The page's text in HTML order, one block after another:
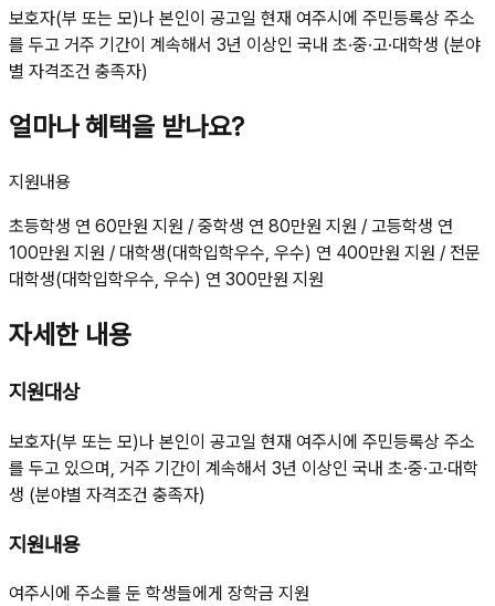
보호자(부 또는 모)나 본인이 공고일 현재 여주시에 주민등록상 주소
를 두고 거주 기간이 계속해서 3년 이상인 국내 초·중·고·대학생 (분야
별 자격조건 충족자)
얼마나 혜택을 받나요?
지원내용
초등학생 연 60만원 지원 / 중학생 연 80만원 지원 / 고등학생 연
100만원 지원 / 대학생(대학입학우수, 우수) 연 400만원 지원 / 전문
대학생(대학입학우수, 우수) 연 300만원 지원
자세한 내용
지원대상
보호자(부 또는 모)나 본인이 공고일 현재 여주시에 주민등록상 주소
를 두고 있으며, 거주 기간이 계속해서 3년 이상인 국내 초·중·고·대학
생 (분야별 자격조건 충족자)
지원내용
여주시에 주소를 둔 학생들에게 장학금 지원